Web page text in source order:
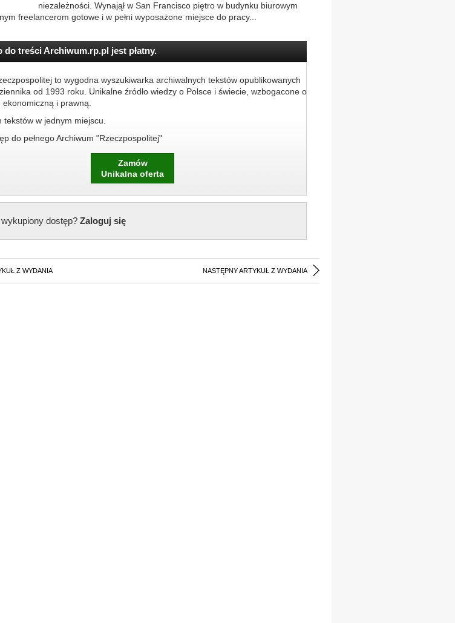
niezależności. Wynajął w San Francisco piętro w budynku biurowym
freelancerom gotowe i w pełni wyposażone miejsce do pracy...
do treści Archiwum.rp.pl jest płatny.
to wygodna wyszukiwarka archiwalnych tekstów opublikowanych
od 1993 roku. Unikalne źródło wiedzy o Polsce i świecie, wzbogacone o
i prawną.
tekstów w jednym miejscu.
do pełnego Archiwum "Rzeczpospolitej"
Zamów
Unikalna oferta
dostęp?Zaloguj się
Z WYDANIA NASTĘPNY ARTYKUŁ Z WYDANIA